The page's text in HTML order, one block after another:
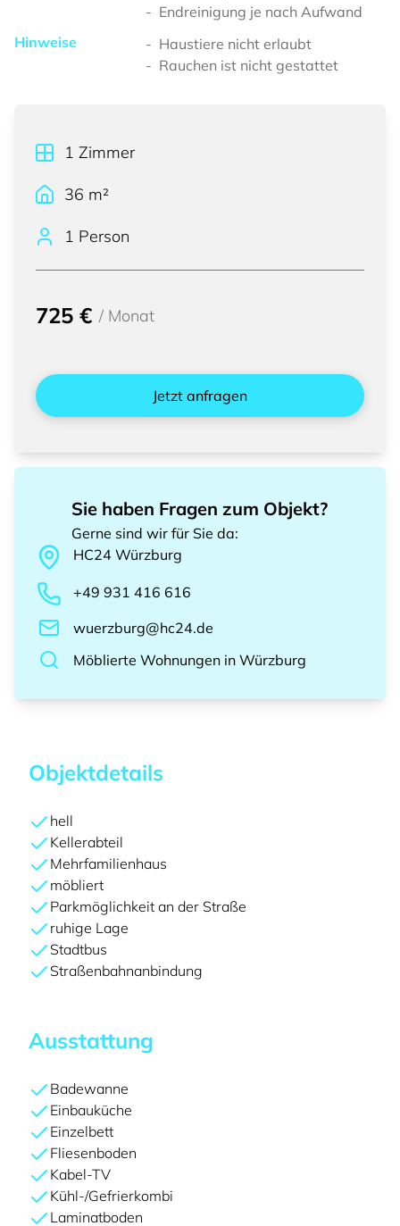
Endreinigung je nach Aufwand
Hinweise
Haustiere nicht erlaubt
Rauchen ist nicht gestattet
1 Zimmer
36 m²
1 Person
725 € / Monat
Jetzt anfragen
Sie haben Fragen zum Objekt?
Gerne sind wir für Sie da:
HC24 Würzburg
+49 931 416 616
wuerzburg@hc24.de
Möblierte Wohnungen in Würzburg
Objektdetails
hell
Kellerabteil
Mehrfamilienhaus
möbliert
Parkmöglichkeit an der Straße
ruhige Lage
Stadtbus
Straßenbahnanbindung
Ausstattung
Badewanne
Einbauküche
Einzelbett
Fliesenboden
Kabel-TV
Kühl-/Gefrierkombi
Laminatboden